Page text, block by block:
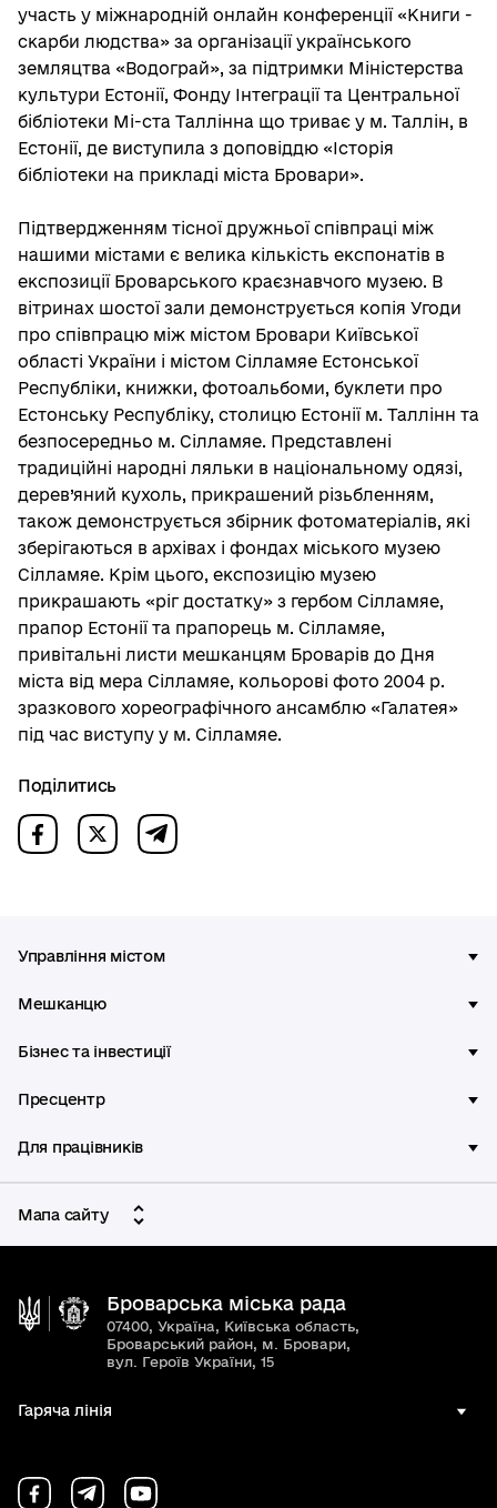
участь у міжнародній онлайн конференції «Книги -
скарби людства» за організації українського
земляцтва «Водограй», за підтримки Міністерства
культури Естонії, Фонду Інтеграції та Центральної
бібліотеки Мі-ста Таллінна що триває у м. Таллін, в
Естонії, де виступила з доповіддю «Історія
бібліотеки на прикладі міста Бровари».
Підтвердженням тісної дружньої співпраці між
нашими містами є велика кількість експонатів в
експозиції Броварського краєзнавчого музею. В
вітринах шостої зали демонструється копія Угоди
про співпрацю між містом Бровари Київської
області України і містом Сілламяе Естонської
Республіки, книжки, фотоальбоми, буклети про
Естонську Республіку, столицю Естонії м. Таллінн та
безпосередньо м. Сілламяе. Представлені
традиційні народні ляльки в національному одязі,
дерев’яний кухоль, прикрашений різьбленням,
також демонструється збірник фотоматеріалів, які
зберігаються в архівах і фондах міського музею
Сілламяе. Крім цього, експозицію музею
прикрашають «ріг достатку» з гербом Сілламяе,
прапор Естонії та прапорець м. Сілламяе,
привітальні листи мешканцям Броварів до Дня
міста від мера Сілламяе, кольорові фото 2004 р.
зразкового хореографічного ансамблю «Галатея»
під час виступу у м. Сілламяе.
Поділитись
Управління містом
Мешканцю
Бізнес та інвестиції
Пресцентр
Для працівників
Мапа сайту
Броварська міська рада
07400, Україна, Київська область,
Броварський район, м. Бровари,
вул. Героїв України, 15
Гаряча лінія